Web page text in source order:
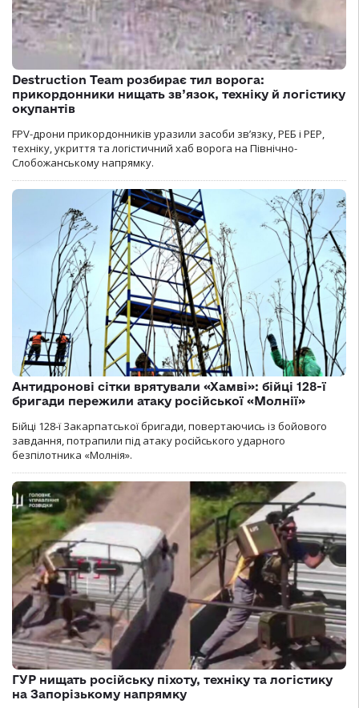
Destruction Team розбирає тил ворога:
прикордонники нищать зв’язок, техніку й логістику
окупантів
FPV-дрони прикордонників уразили засоби зв’язку, РЕБ і РЕР,
техніку, укриття та логістичний хаб ворога на Північно-
Слобожанському напрямку.
Антидронові сітки врятували «Хамві»: бійці 128-ї
бригади пережили атаку російської «Молнії»
Бійці 128-ї Закарпатської бригади, повертаючись із бойового
завдання, потрапили під атаку російського ударного
безпілотника «Молнія».
ГУР нищать російську піхоту, техніку та логістику
на Запорізькому напрямку